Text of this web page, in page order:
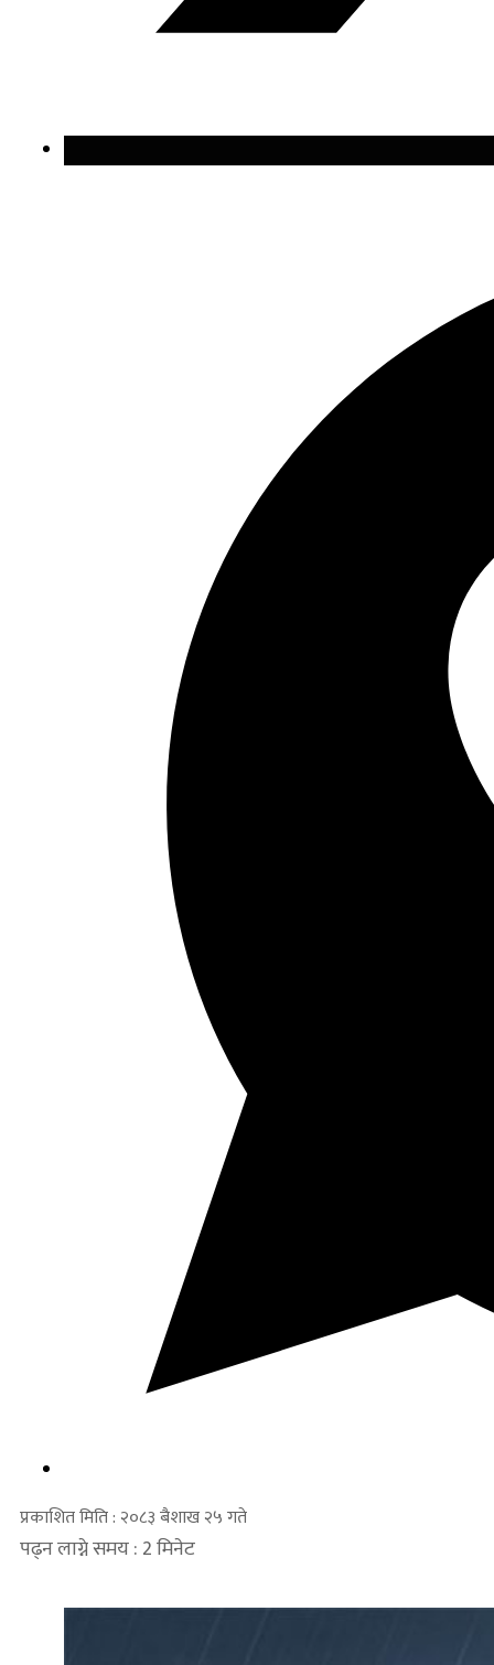
प्रकाशित मिति : २०८३ बैशाख २५ गते
पढ्न लाग्ने समय : 2 मिनेट